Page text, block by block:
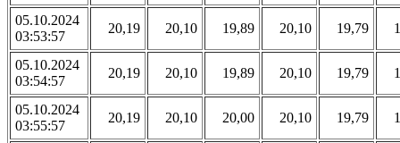
05.10.2024
03:53:57
20,19 20,10 19,89 20,10 19,79
05.10.2024
03:54:57
20,19 20,10 19,89 20,10 19,79
05.10.2024
03:55:57
20,19 20,10 20,00 20,10 19,79